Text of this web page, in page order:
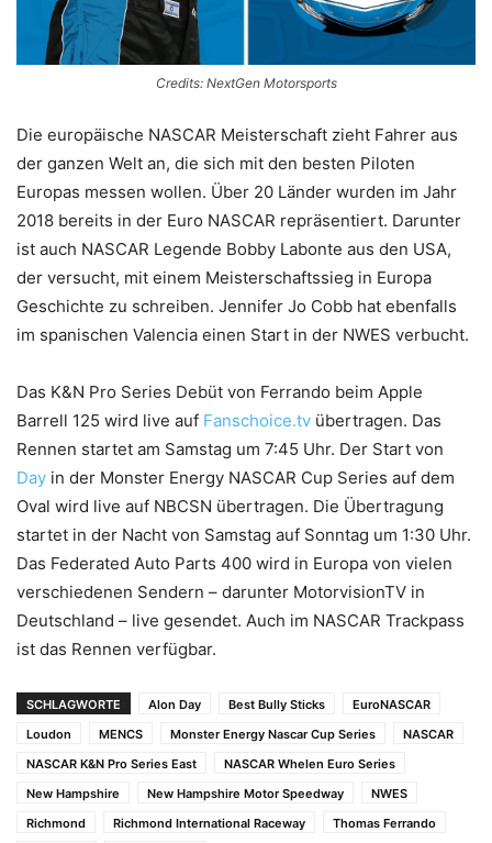
Credits: NextGen Motorsports
Die europäische NASCAR Meisterschaft zieht Fahrer aus
der ganzen Welt an, die sich mit den besten Piloten
Europas messen wollen. Über 20 Länder wurden im Jahr
2018 bereits in der Euro NASCAR repräsentiert. Darunter
ist auch NASCAR Legende Bobby Labonte aus den USA,
der versucht, mit einem Meisterschaftssieg in Europa
Geschichte zu schreiben. Jennifer Jo Cobb hat ebenfalls
im spanischen Valencia einen Start in der NWES verbucht.
Das K&N Pro Series Debüt von Ferrando beim Apple
Barrell 125 wird live auf Fanschoice.tv übertragen. Das
Rennen startet am Samstag um 7:45 Uhr. Der Start von
Day in der Monster Energy NASCAR Cup Series auf dem
Oval wird live auf NBCSN übertragen. Die Übertragung
startet in der Nacht von Samstag auf Sonntag um 1:30 Uhr.
Das Federated Auto Parts 400 wird in Europa von vielen
verschiedenen Sendern – darunter MotorvisionTV in
Deutschland – live gesendet. Auch im NASCAR Trackpass
ist das Rennen verfügbar.
SCHLAGWORTE Alon Day Best Bully Sticks
EuroNASCAR
Loudon
MENCS Monster Energy Nascar Cup Series
NASCAR
NASCAR K&N Pro Series East
NASCAR Whelen Euro Series
New Hampshire
New Hampshire Motor Speedway
NWES
Richmond
Richmond International Raceway
Thomas Ferrando